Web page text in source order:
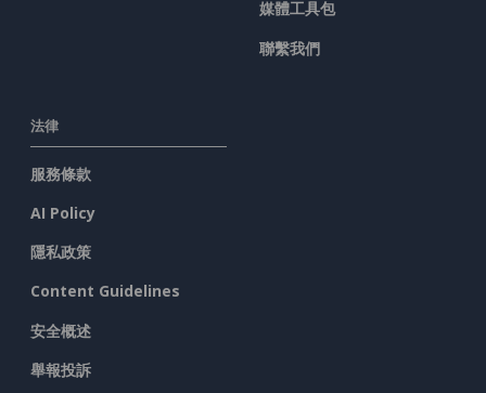
媒體工具包
聯繫我們
法律
服務條款
AI Policy
隱私政策
Content Guidelines
安全概述
舉報投訴